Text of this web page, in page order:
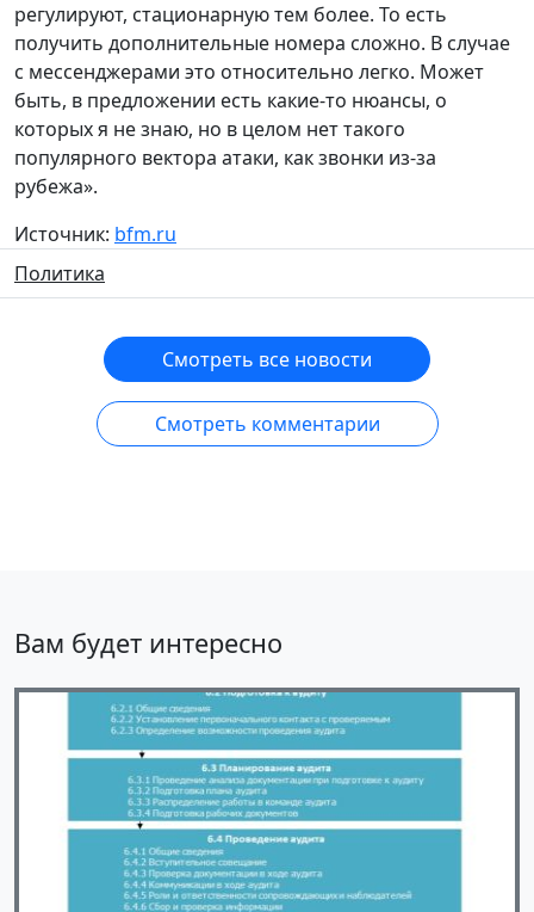
регулируют, стационарную тем более. То есть
получить дополнительные номера сложно. В случае
с мессенджерами это относительно легко. Может
быть, в предложении есть какие-то нюансы, о
которых я не знаю, но в целом нет такого
популярного вектора атаки, как звонки из-за
рубежа».
Источник: bfm.ru
Политика
Смотреть все новости
Смотреть комментарии
Вам будет интересно